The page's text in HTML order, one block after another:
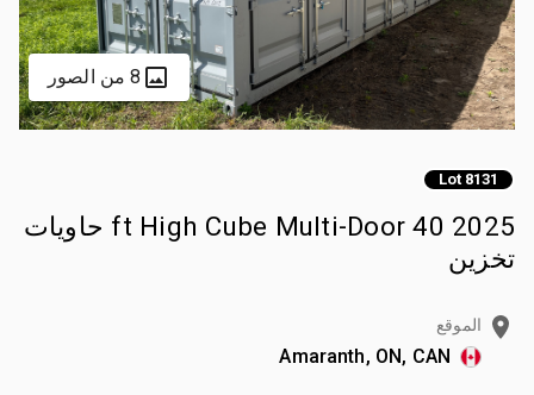
8 من الصور
Lot 8131
2025 40 ft High Cube Multi-Door حاويات
تخزين
الموقع
Amaranth, ON, CAN